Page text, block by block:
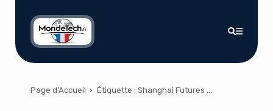
Page d’Accueil › Étiquette : Shanghai Futures Exchange